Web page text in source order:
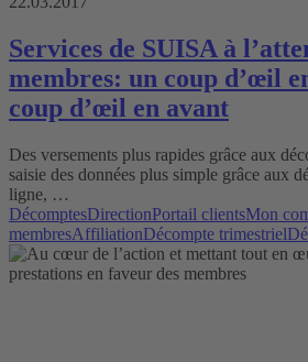
Services de SUISA à
membres: un coup d’œil
coup d’œil en avant
Des versements plus rapides grâce aux
saisie des données plus simple grâce aux
ligne, …
DécomptesDirectionPortail clientsMon
membresAffiliationDécompte trimestriel